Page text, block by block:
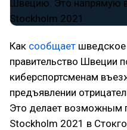
Как сообщает
правительство Швеции
киберспортсменам
предъявлении
Это делает возможным
Stockholm 2021 в